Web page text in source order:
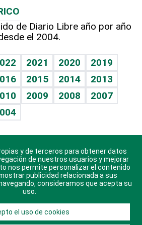
de Diario Libre año por año
el 2004.
2021 2020
2019
2015 2014
2013
2009 2008
2007
aplicaciones para Android, iOS y
sistema Huawei.
todos los derechos reservados.
y de terceros para obtener datos
de nuestros usuarios y mejorar
nos permite personalizar el contenido
publicidad relacionada a sus
consideramos que acepta su
uso.
el uso de cookies